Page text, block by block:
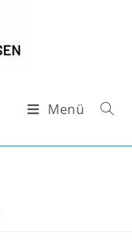
Menü